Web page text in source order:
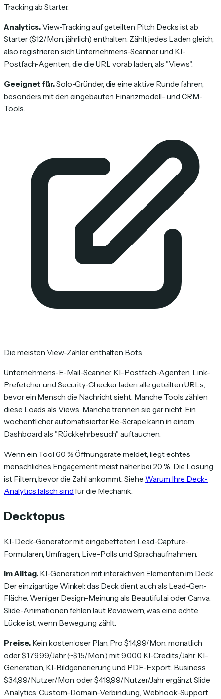
Tracking ab Starter.
Analytics.View-Tracking auf geteilten Pitch Decks ist ab
Starter ($12/Mon. jährlich) enthalten. Zählt jedes Laden gleich,
also registrieren sich Unternehmens-Scanner und KI-
Postfach-Agenten, die die URL vorab laden, als "Views".
Geeignet für.Solo-Gründer, die eine aktive Runde fahren,
besonders mit den eingebauten Finanzmodell- und CRM-
Tools.
Die meisten View-Zähler enthalten Bots
Unternehmens-E-Mail-Scanner, KI-Postfach-Agenten, Link-
Prefetcher und Security-Checker laden alle geteilten URLs,
bevor ein Mensch die Nachricht sieht. Manche Tools zählen
diese Loads als Views. Manche trennen sie gar nicht. Ein
wöchentlicher automatisierter Re-Scrape kann in einem
Dashboard als "Rückkehrbesuch" auftauchen.
Wenn ein Tool 60 % Öffnungsrate meldet, liegt echtes
menschliches Engagement meist näher bei 20 %. Die Lösung
ist Filtern, bevor die Zahl ankommt. Siehe Warum Ihre Deck-
Analytics falsch sind für die Mechanik.
Decktopus
KI-Deck-Generator mit eingebetteten Lead-Capture-
Formularen, Umfragen, Live-Polls und Sprachaufnahmen.
Im Alltag. KI-Generation mit interaktiven Elementen im Deck.
Der einzigartige Winkel: das Deck dient auch als Lead-Gen-
Fläche. Weniger Design-Meinung als Beautiful.ai oder Canva.
Slide-Animationen fehlen laut Reviewern, was eine echte
Lücke ist, wenn Bewegung zählt.
Preise. Kein kostenloser Plan. Pro $14,99/Mon. monatlich
oder $179,99/Jahr (~$15/Mon.) mit 9.000 KI-Credits/Jahr, KI-
Generation, KI-Bildgenerierung und PDF-Export. Business
$34,99/Nutzer/Mon. oder $419,99/Nutzer/Jahr ergänzt Slide
Analytics, Custom-Domain-Verbindung, Webhook-Support